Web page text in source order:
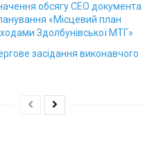
обсягу СЕО документа
«Місцевий план
Здолбунівської МТГ»
засідання виконавчого